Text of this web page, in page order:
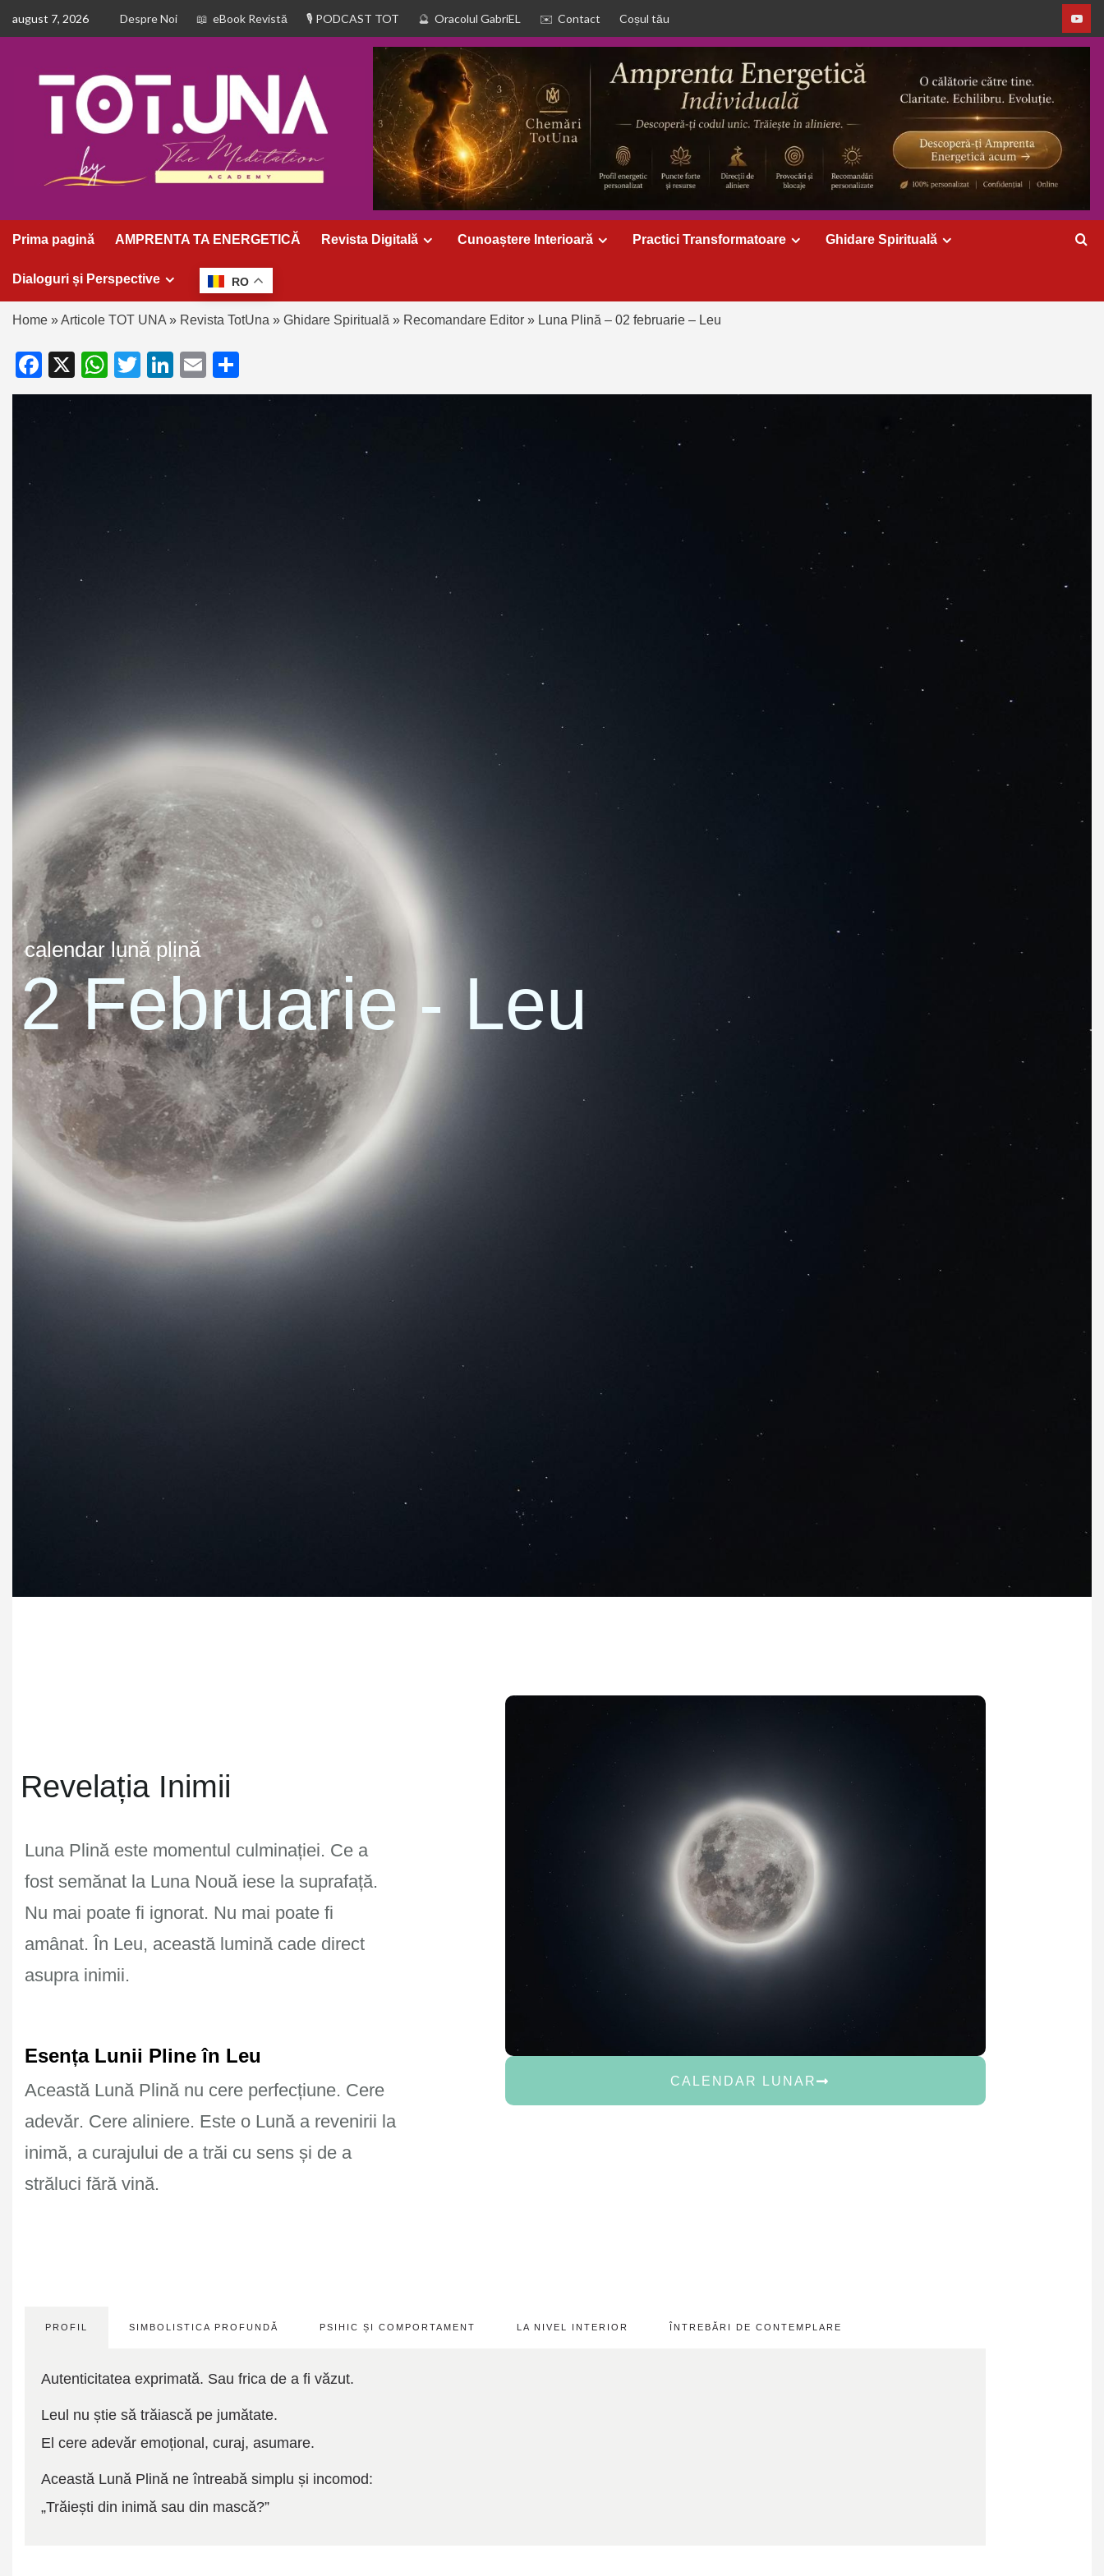
august 7, 2026 Despre Noi eBook Revistă PODCAST TOT Oracolul GabriEL Contact Coșul tău
Prima pagină AMPRENTA TA ENERGETICĂ Revista Digitală Cunoaștere Interioară Practici Transformatoare Ghidare Spirituală
Dialoguri și Perspective RO
Home »Articole TOT UNA » Revista TotUna » Ghidare Spirituală » Recomandare Editor » Luna Plină – 02 februarie – Leu
Facebook
X WhatsApp
Twitter
LinkedIn
Email
calendar lună plină
2 Februarie - Leu
Revelația Inimii
Luna Plină este momentul culminației. Ce a
fost semănat la Luna Nouă iese la suprafață.
Nu mai poate fi ignorat. Nu mai poate fi
amânat. În Leu, această lumină cade direct
asupra inimii.
Esența Lunii Pline în Leu
Această Lună Plină nu cere perfecțiune. Cere
adevăr. Cere aliniere. Este o Lună a revenirii la
inimă, a curajului de a trăi cu sens și de a
străluci fără vină.
CALENDAR LUNAR
PROFIL SIMBOLISTICA PROFUNDĂ PSIHIC ȘI COMPORTAMENT LA NIVEL INTERIOR ÎNTREBĂRI DE CONTEMPLARE
Autenticitatea exprimată. Sau frica de a fi văzut.
Leul nu știe să trăiască pe jumătate.
El cere adevăr emoțional, curaj, asumare.
Această Lună Plină ne întreabă simplu și incomod:
„Trăiești din inimă sau din mască?”